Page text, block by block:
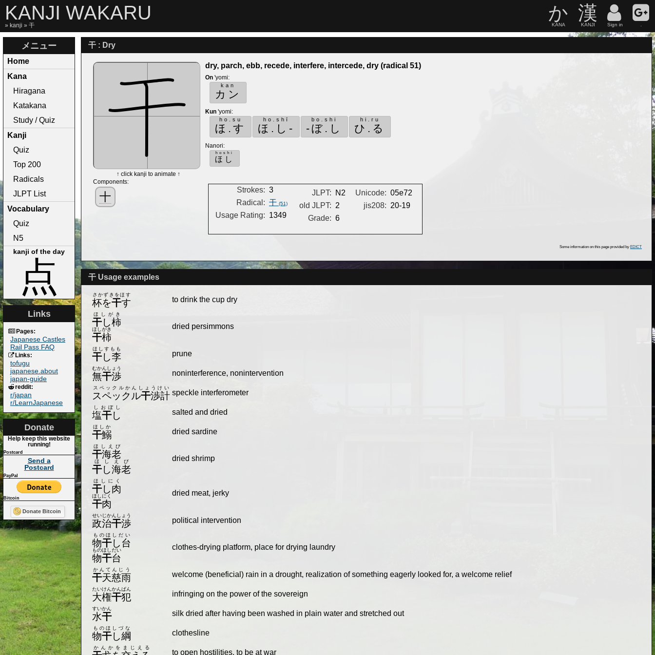
KANJI WAKARU
» kanji » 干
か
KANA
漢
KANJI Sign in
メニュー
Home
Kana
Hiragana
Katakana
Study / Quiz
Kanji
Quiz
Top 200
Radicals
JLPT List
Vocabulary
Quiz
N5
kanji of the day
点
Links
Pages:
Japanese Castles
Rail Pass FAQ
Links:
tofugu
japanese.about
japan-guide
reddit:
r/japan
r/LearnJapanese
Donate
Help keep this website
running!
Postcard
Send a
Postcard
PayPal
Bitcoin
Donate Bitcoin
干 : Dry
↑ click kanji to animate ↑
Components:
十
dry, parch, ebb, recede, interfere, intercede, dry (radical 51)
On 'yomi:
カン
kan
Kun 'yomi:
ほ.す
ho.su
ほ.し-
ho.shī
-ぼ.し
bo.shi
ひ.る
hi.ru
Nanori:
ほし
hoshi
Strokes: 3
Radical: 干 (51)
Usage Rating: 1349
JLPT:
N2
old JLPT: 2
Grade: 6
Unicode: 05e72
jis208: 20-19
Some information on this page provided by EDICT
干 Usage examples
杯を干す
さかずきをほす
to drink the cup dry
干し柿
ほしがき
干柿
ほしがき dried persimmons
干し李
ほしすもも
prune
無干渉
むかんしょう
noninterference, nonintervention
スペックル干渉計
スペックルかんしょうけい
speckle interferometer
塩干し
しおぼし
salted and dried
干鰯
ほしか
dried sardine
干海老
ほしえび
干し海老
ほしえび dried shrimp
干し肉
ほしにく
干肉
ほしにく dried meat, jerky
政治干渉
せいじかんしょう
political intervention
物干し台
ものほしだい
物干台
ものほしだい clothes-drying platform, place for drying laundry
干天慈雨
かんてんじう
welcome (beneficial) rain in a drought, realization of something eagerly looked for, a welcome relief
大権干犯
たいけんかんぱん
infringing on the power of the sovereign
水干
すいかん
silk dried after having been washed in plain water and stretched out
物干し綱
ものほしづな
clothesline
かんかをまじえる
to open hostilities, to be at war